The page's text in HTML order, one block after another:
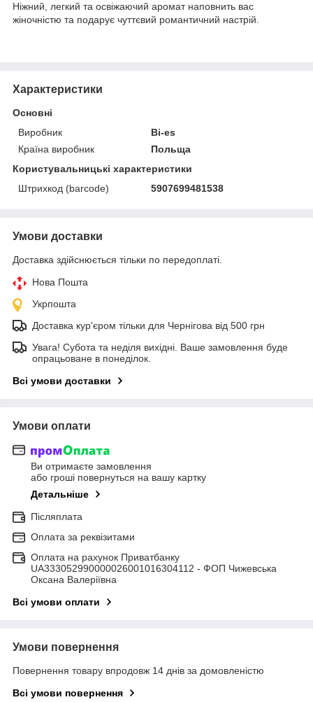
Ніжний, легкий та освіжаючий аромат наповнить вас
жіночністю та подарує чуттєвий романтичний настрій.
Характеристики
Основні
Виробник
Bi-es
Країна виробник
Польща
Користувальницькі характеристики
Штрихкод (barcode)
5907699481538
Умови доставки
Доставка здійснюється тільки по передоплаті.
Нова Пошта
Укрпошта
Доставка кур'єром тільки для Чернігова від 500 грн
Увага! Субота та неділя вихідні. Ваше замовлення буде
опрацьоване в понеділок.
Всі умови доставки
Умови оплати
Ви отримаєте замовлення
або гроші повернуться на вашу картку
Детальніше
Післяплата
Оплата за реквізитами
Оплата на рахунок Приватбанку
UA333052990000026001016304112 - ФОП Чижевська
Оксана Валеріївна
Всі умови оплати
Умови повернення
Повернення товару впродовж 14 днів за домовленістю
Всі умови повернення